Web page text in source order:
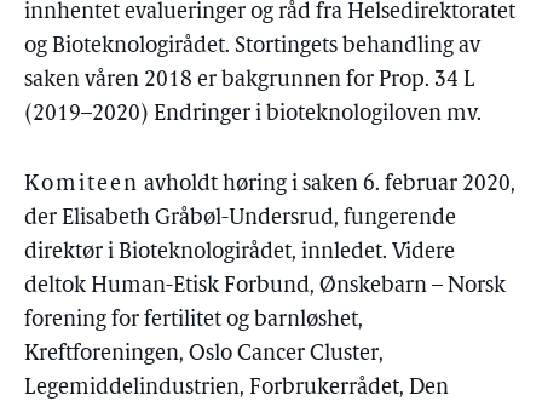
innhentet evalueringer og råd fra Helsedirektoratet
og Bioteknologirådet. Stortingets behandling av
saken våren 2018 er bakgrunnen for Prop. 34 L
(2019–2020) Endringer i bioteknologiloven mv.
Komiteen avholdt høring i saken 6. februar 2020,
der Elisabeth Gråbøl-Undersrud, fungerende
direktør i Bioteknologirådet, innledet. Videre
deltok Human-Etisk Forbund, Ønskebarn – Norsk
forening for fertilitet og barnløshet,
Kreftforeningen, Oslo Cancer Cluster,
Legemiddelindustrien, Forbrukerrådet, Den